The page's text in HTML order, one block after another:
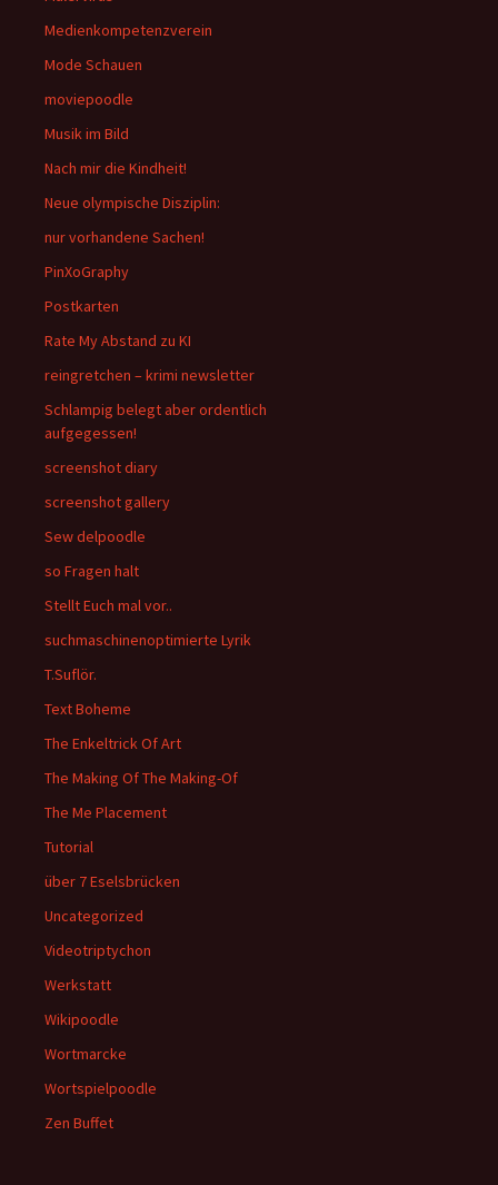
Medienkompetenzverein
Mode Schauen
moviepoodle
Musik im Bild
Nach mir die Kindheit!
Neue olympische Disziplin:
nur vorhandene Sachen!
PinXoGraphy
Postkarten
Rate My Abstand zu KI
reingretchen – krimi newsletter
Schlampig belegt aber ordentlich
aufgegessen!
screenshot diary
screenshot gallery
Sew delpoodle
so Fragen halt
Stellt Euch mal vor..
suchmaschinenoptimierte Lyrik
T.Suflör.
Text Boheme
The Enkeltrick Of Art
The Making Of The Making-Of
The Me Placement
Tutorial
über 7 Eselsbrücken
Uncategorized
Videotriptychon
Werkstatt
Wikipoodle
Wortmarcke
Wortspielpoodle
Zen Buffet